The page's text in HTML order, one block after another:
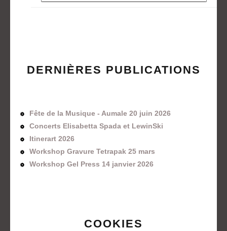
DERNIÈRES PUBLICATIONS
Fête de la Musique - Aumale 20 juin 2026
Concerts Elisabetta Spada et LewinSki
Itinerart 2026
Workshop Gravure Tetrapak 25 mars
Workshop Gel Press 14 janvier 2026
COOKIES